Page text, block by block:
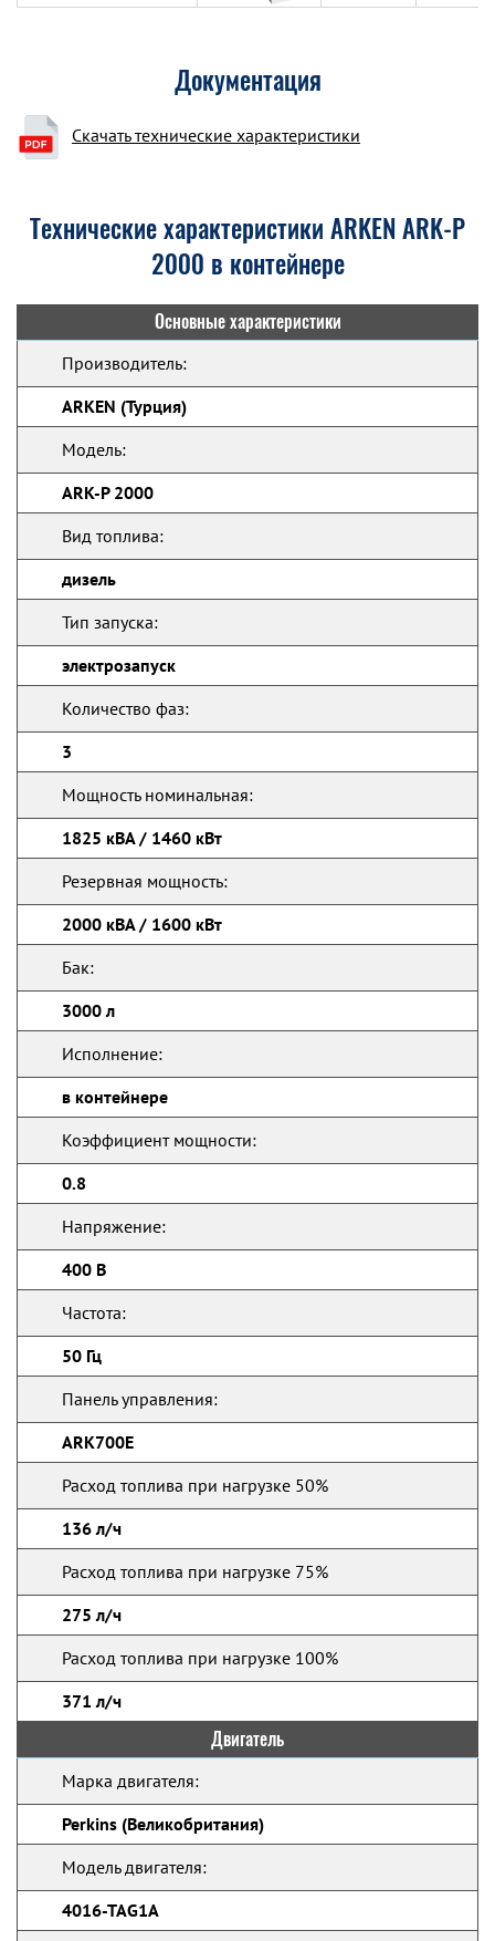
Документация
Скачать технические характеристики
Технические характеристики ARKEN ARK-P
2000 в контейнере
Основные характеристики
Производитель:
ARKEN (Турция)
Модель:
ARK-P 2000
Вид топлива:
дизель
Тип запуска:
электрозапуск
Количество фаз:
3
Мощность номинальная:
1825 кВА / 1460 кВт
Резервная мощность:
2000 кВА / 1600 кВт
Бак:
3000 л
Исполнение:
в контейнере
Коэффициент мощности:
0.8
Напряжение:
400 В
Частота:
50 Гц
Панель управления:
ARK700E
Расход топлива при нагрузке 50%
136 л/ч
Расход топлива при нагрузке 75%
275 л/ч
Расход топлива при нагрузке 100%
371 л/ч
Двигатель
Марка двигателя:
Perkins (Великобритания)
Модель двигателя:
4016-TAG1A